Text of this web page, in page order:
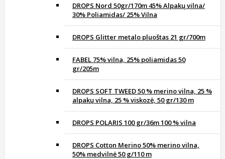
DROPS Nord 50gr/170m 45% Alpakų vilna/
30% Poliamidas/ 25% Vilna
DROPS Glitter metalo pluoštas 21 gr/700m
FABEL 75% vilna, 25% poliamidas 50
gr/205m
DROPS SOFT TWEED 50 % merino vilna, 25 %
alpakų vilna, 25 % viskozė, 50 gr/130 m
DROPS POLARIS 100 gr/36m 100 % vilna
DROPS Cotton Merino 50% merino vilna,
50% medvilnė 50 g/110 m